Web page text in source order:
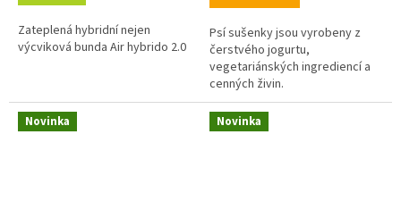
Zateplená hybridní nejen
výcviková bunda Air hybrido 2.0
Psí sušenky jsou vyrobeny z
čerstvého jogurtu,
vegetariánských ingrediencí a
cenných živin.
Novinka Novinka